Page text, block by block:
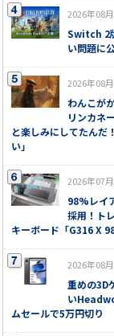
2026年08
Switch 2
い問題に
2026年08
わんこが
リンカネ
と楽しみにしてたんだ
い」
2026年07
98%レイ
採用！ト
キーボード「G316 X
2026年08
重めの3D
い
ムセールで5万円切り